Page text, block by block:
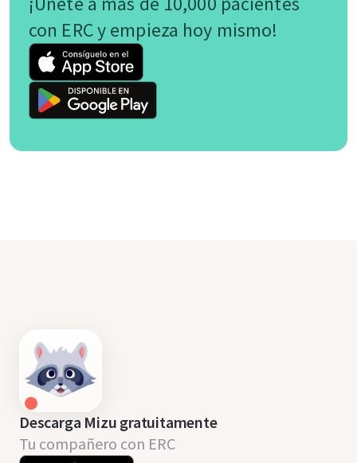
con ERC y empieza hoy mismo!
Descarga Mizu gratuitamente
Tu compañero con ERC